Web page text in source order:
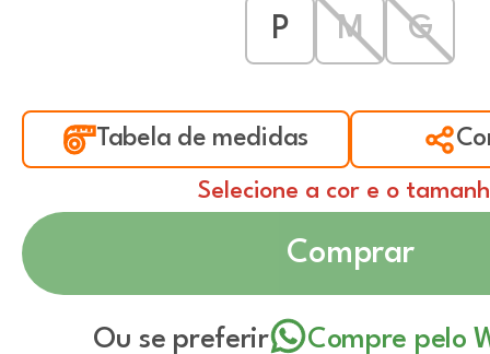
P
M G
Tabela de medidas
Selecione a cor e o
Comprar
Ou se preferir Compre pelo